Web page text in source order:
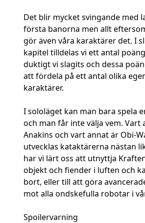
Det blir mycket svingande med
första banorna men allt
gör även våra karaktärer det. I
kapitel tilldelas vi ett antal
duktigt vi slagits och dessa
att fördela på ett antal olika
karaktärer.
I sololäget kan man bara spela
och man får inte välja vem. Vart
Anakins och vart annat är Obi-
utvecklas kataktärerna nästan
har vi lärt oss att utnyttja
objekt och fiender i luften och
bort, eller till att göra
mot alla ondskefulla robotar i
Spoilervarning